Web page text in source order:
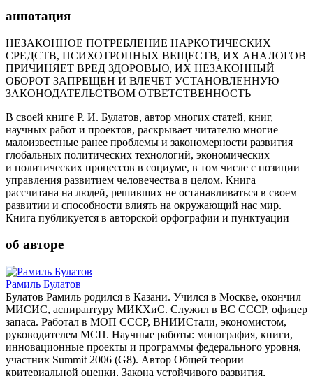
аннотация
НЕЗАКОННОЕ ПОТРЕБЛЕНИЕ НАРКОТИЧЕСКИХ
СРЕДСТВ, ПСИХОТРОПНЫХ ВЕЩЕСТВ, ИХ АНАЛОГОВ
ПРИЧИНЯЕТ ВРЕД ЗДОРОВЬЮ, ИХ НЕЗАКОННЫЙ
ОБОРОТ ЗАПРЕЩЕН И ВЛЕЧЕТ УСТАНОВЛЕННУЮ
ЗАКОНОДАТЕЛЬСТВОМ ОТВЕТСТВЕННОСТЬ
В своей книге Р. И. Булатов, автор многих статей, книг,
научных работ и проектов, раскрывает читателю многие
малоизвестные ранее проблемы и закономерности развития
глобальных политических технологий, экономических
и политических процессов в социуме, в том числе с позиции
управления развитием человечества в целом. Книга
рассчитана на людей, решивших не останавливаться в своем
развитии и способности влиять на окружающий нас мир.
Книга публикуется в авторской орфографии и пунктуации
об авторе
Рамиль Булатов
Булатов Рамиль родился в Казани. Учился в Москве, окончил
МИСИС, аспирантуру МИКХиС. Служил в ВС СССР, офицер
запаса. Работал в МОП СССР, ВНИИСтали, экономистом,
руководителем МСП. Научные работы: монография, книги,
инновационные проекты и программы федерального уровня,
участник Summit 2006 (G8). Автор Общей теории
критериальной оценки, Закона устойчивого развития,